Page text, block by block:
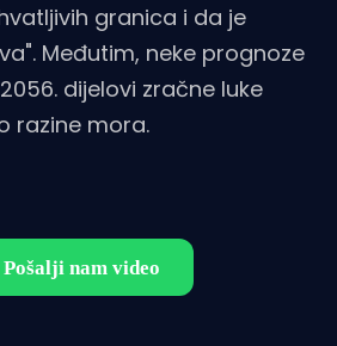
granica i da je
Međutim, neke prognoze
dijelovi zračne luke
razine mora.